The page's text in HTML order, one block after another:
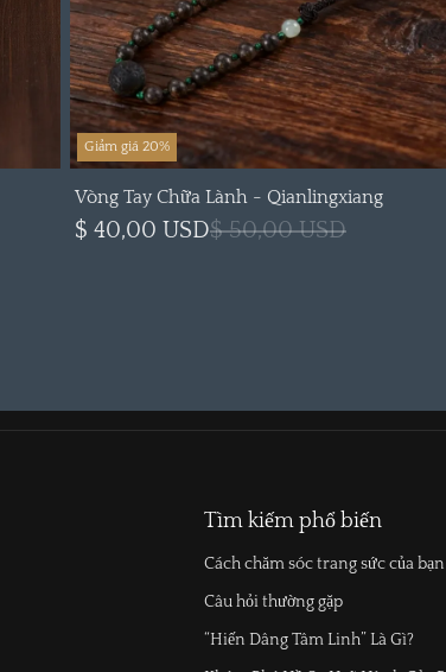
Giảm giá 20%
Vòng Tay Chữa Lành - Qianlingxiang
$ 40,00 USD$ 50,00 USD
Tìm kiếm phổ biến
Cách chăm sóc trang sức của bạn
Câu hỏi thường gặp
“Hiến Dâng Tâm Linh” Là Gì?